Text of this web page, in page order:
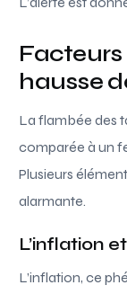
hausse
La flambée des
comparée à un
Plusieurs
alarmante.
L’inflation
L’inflation, ce